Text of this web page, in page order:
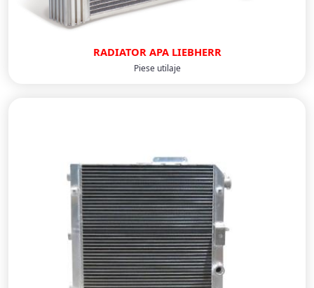
RADIATOR APA LIEBHERR
Piese utilaje